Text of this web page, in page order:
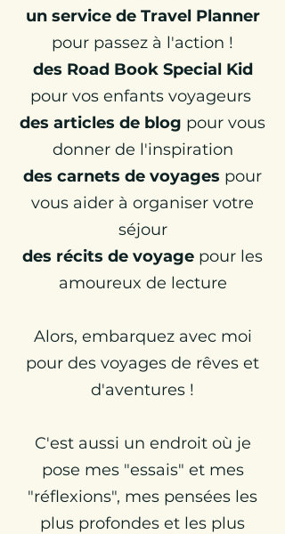
un service de Travel Planner
pour passez à l'action !
des Road Book Special Kid
pour vos enfants voyageurs
des articles de blog pour vous
donner de l'inspiration
des carnets de voyages pour
vous aider à organiser votre
séjour
des récits de voyage pour les
amoureux de lecture
Alors, embarquez avec moi
pour des voyages de rêves et
d'aventures !
C'est aussi un endroit où je
pose mes "essais" et mes
"réflexions", mes pensées les
plus profondes et les plus